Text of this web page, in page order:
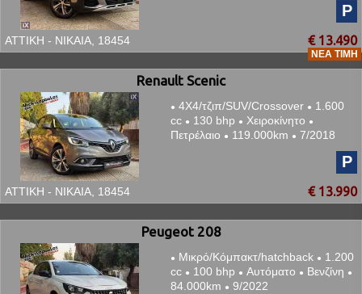
ΝΈΑ ΤΙΜΉ
P
ΑΤΤΙΚΗ - ΝΙΚΑΙΑ, 18454 € 13.490
Renault Scenic
● 4Χ4/τζιπ/SUV/Crossover ● 1.600
cc ● 130 bhp ● Χειροκίνητο ●
Πετρέλαιο ● 119.000km ● 7/2018
P
ΑΤΤΙΚΗ - ΝΙΚΑΙΑ, 18454 € 13.990
Peugeot 208
● Μικρό/Κόμπακτ/hatchback ● 1.200
cc ● 100 bhp ● Αυτόματο ● Βενζίνη ●
84.000km ● 9/2022